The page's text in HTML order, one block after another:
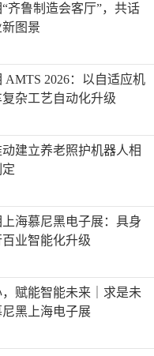
齐鲁制造会客厅”，共话
图景
AMTS 2026：以自适应机
杂工艺自动化升级
建立养老照护机器人相
海慕尼黑电子展：具身
业智能化升级
赋能智能未来｜求是未
尼黑上海电子展